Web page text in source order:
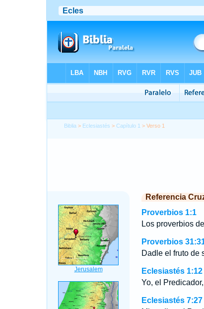
Biblia > Eclesiastés >Capítulo 1 > Verso 1
Referencia
Proverbios 1:1
Los proverbios
Proverbios
Dadle el fruto de
Eclesiastés 1:12
Yo, el
Eclesiastés 7:27